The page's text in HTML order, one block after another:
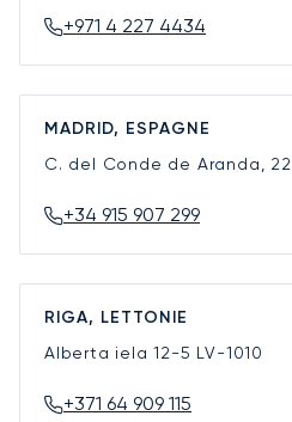
+971 4 227 4434
MADRID, ESPAGNE
C. del Conde de Aranda, 22
+34 915 907 299
RIGA, LETTONIE
Alberta iela 12-5 LV-1010
+371 64 909 115